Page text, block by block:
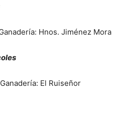
Hnos. Jiménez Mora
El Ruiseñor